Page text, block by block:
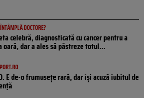
DOCTORE?
celebră, diagnosticată cu cancer pentru a
oară, dar a ales să păstreze totul...
E de-o frumusețe rară, dar își acuză iubitul de